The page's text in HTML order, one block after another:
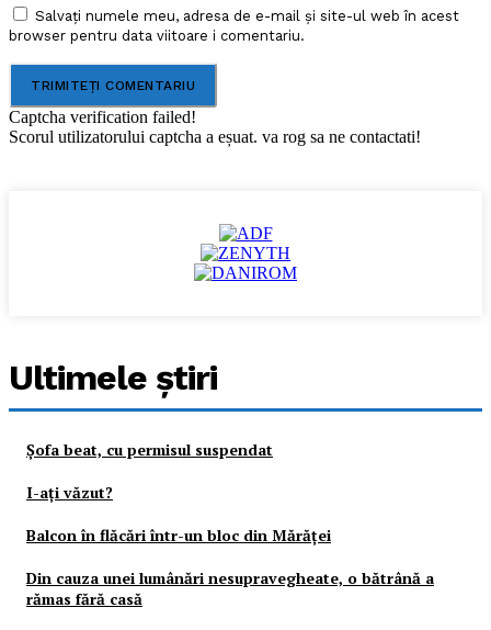
Salvați numele meu, adresa de e-mail și site-ul web în acest
browser pentru data viitoare i comentariu.
Captcha verification failed!
Scorul utilizatorului captcha a eșuat. va rog sa ne contactati!
Ultimele ştiri
Şofa beat, cu permisul suspendat
I-aţi văzut?
Balcon în flăcări într-un bloc din Mărăţei
Din cauza unei lumânări nesupravegheate, o bătrână a
rămas fără casă